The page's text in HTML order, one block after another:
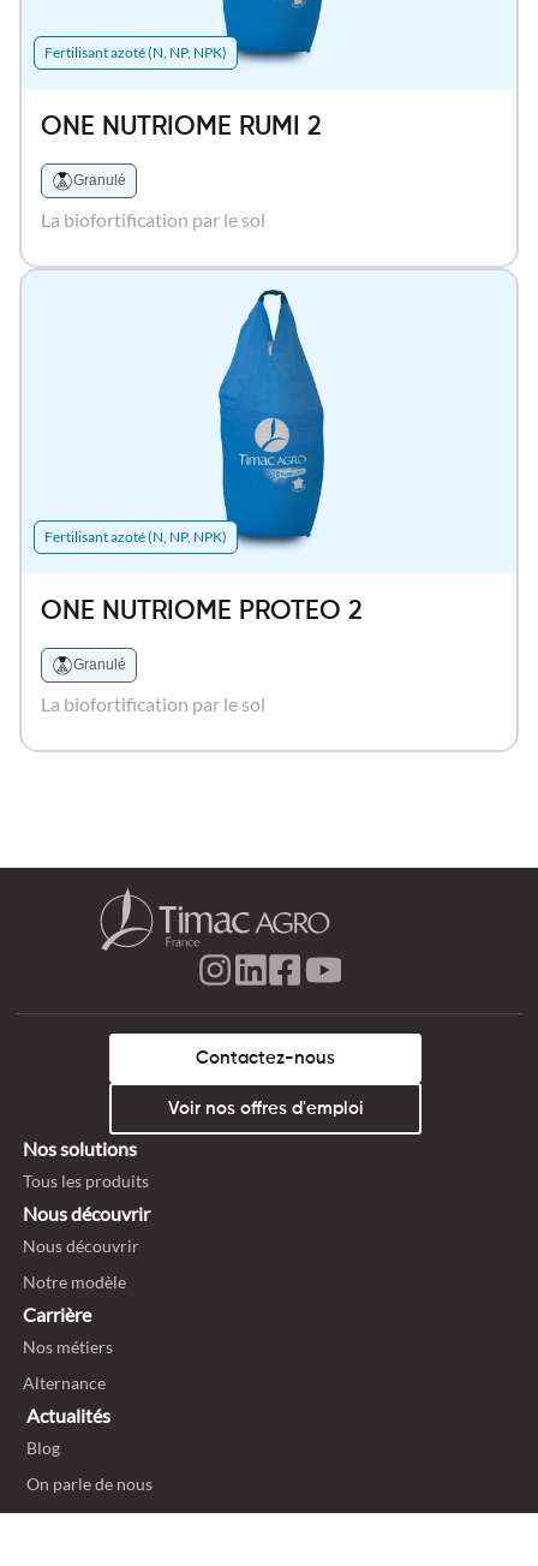
Fertilisant azoté (N, NP, NPK)
ONE NUTRIOME RUMI 2
Granulé
La biofortification par le sol
Fertilisant azoté (N, NP, NPK)
ONE NUTRIOME PROTEO 2
Granulé
La biofortification par le sol
Nos solutions
Tous les produits
Nous découvrir
Nous découvrir
Notre modèle
Carrière
Nos métiers
Alternance
Actualités
Blog
On parle de nous
Contactez-nous
Voir nos offres d'emploi